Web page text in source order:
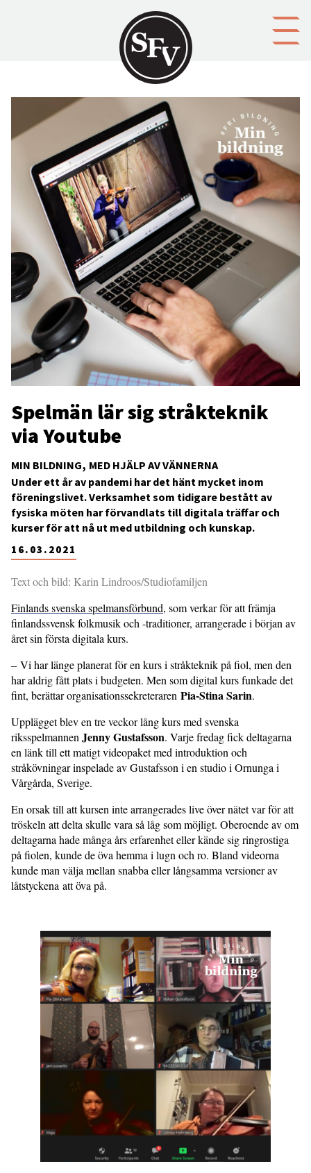
MIN BILDNING MED HJÄLP AV VÄNNERNA
Spelmän lär sig stråkteknik
via Youtube
16.03.2021
Under ett år av pandemi har det hänt mycket inom
föreningslivet. Verksamhet som tidigare bestått av
fysiska möten har förvandlats till digitala träffar och
kurser för att nå ut med utbildning och kunskap.
Text och bild: Karin Lindroos/Studiofamiljen
Finlands svenska spelmansförbund, som verkar för att främja
finlandssvensk folkmusik och -traditioner, arrangerade i början av
året sin första digitala kurs.
– Vi har länge planerat för en kurs i stråkteknik på fiol, men den
har aldrig fått plats i budgeten. Men som digital kurs funkade det
fint, berättar organisationssekreteraren Pia-Stina Sarin.
Upplägget blev en tre veckor lång kurs med svenska
riksspelmannen Jenny Gustafsson. Varje fredag fick deltagarna
en länk till ett matigt videopaket med introduktion och
stråkövningar inspelade av Gustafsson i en studio i Ornunga i
Vårgårda, Sverige.
En orsak till att kursen inte arrangerades live över nätet var för att
tröskeln att delta skulle vara så låg som möjligt. Oberoende av om
deltagarna hade många års erfarenhet eller kände sig ringrostiga
på fiolen, kunde de öva hemma i lugn och ro. Bland videorna
kunde man välja mellan snabba eller långsamma versioner av
låtstyckena att öva på.